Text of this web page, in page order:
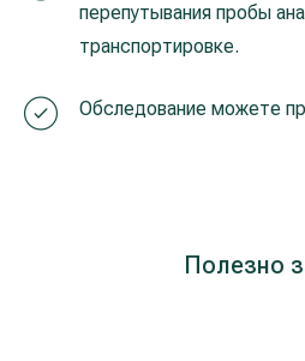
перепутывания пробы
транспортировке.
Обследование можете
Полезно